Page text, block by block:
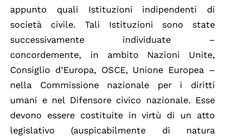
appunto quali Istituzioni indipendenti di
società civile. Tali Istituzioni sono state
successivamente individuate –
concordemente, in ambito Nazioni Unite,
Consiglio d’Europa, OSCE, Unione Europea –
nella Commissione nazionale per i diritti
umani e nel Difensore civico nazionale. Esse
devono essere costituite in virtù di un atto
legislativo (auspicabilmente di natura